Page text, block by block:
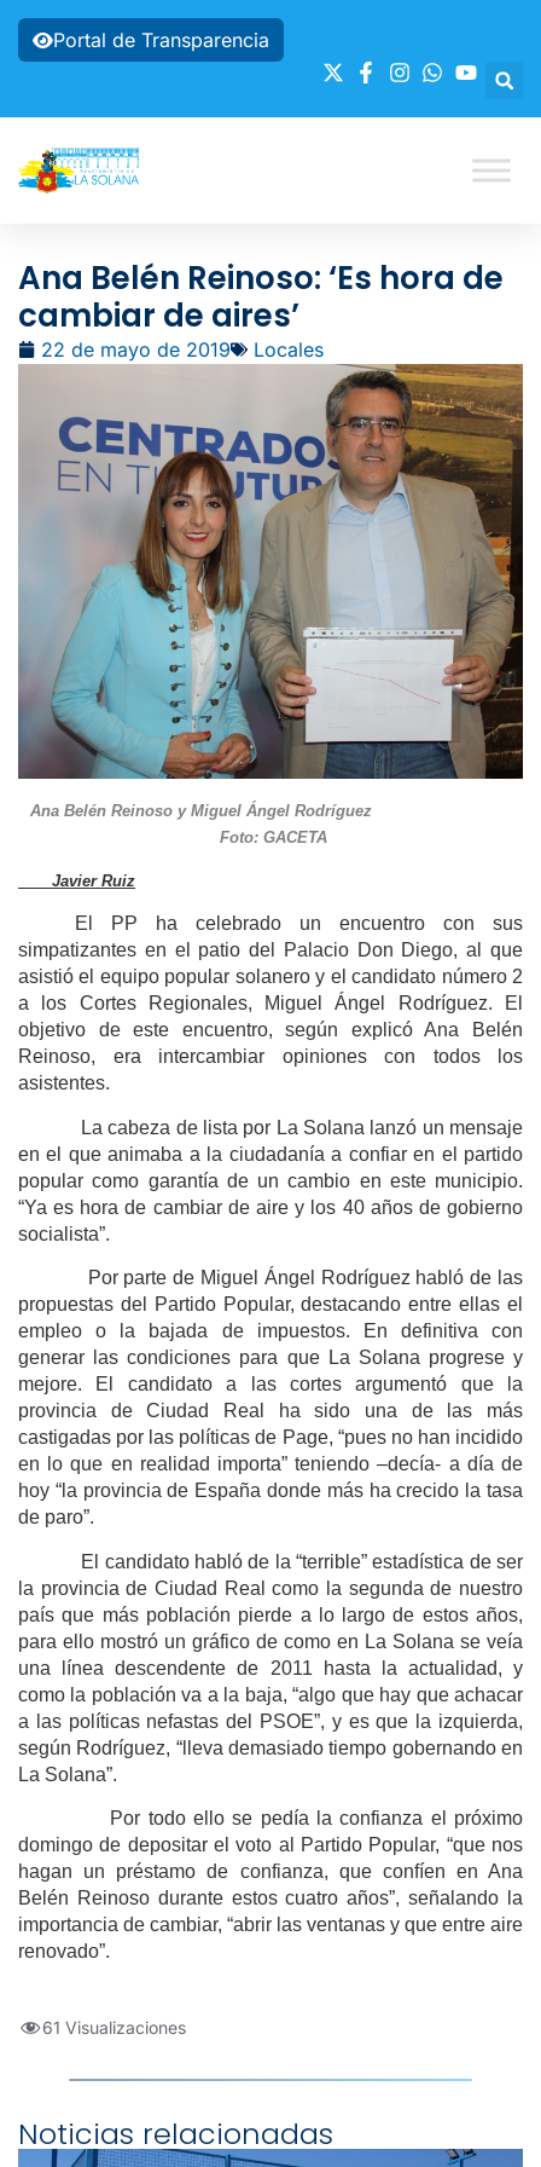
Portal de Transparencia
Ana Belén Reinoso: ‘Es hora de
cambiar de aires’
22 de mayo de 2019 Locales
Ana Belén Reinoso y Miguel Ángel Rodríguez
Foto: GACETA
Javier Ruiz
El PP ha celebrado un encuentro con sus
simpatizantes en el patio del Palacio Don Diego, al que
asistió el equipo popular solanero y el candidato número 2
a los Cortes Regionales, Miguel Ángel Rodríguez. El
objetivo de este encuentro, según explicó Ana Belén
Reinoso, era intercambiar opiniones con todos los
asistentes.
La cabeza de lista por La Solana lanzó un mensaje
en el que animaba a la ciudadanía a confiar en el partido
popular como garantía de un cambio en este municipio.
“Ya es hora de cambiar de aire y los 40 años de gobierno
socialista”.
Por parte de Miguel Ángel Rodríguez habló de las
propuestas del Partido Popular, destacando entre ellas el
empleo o la bajada de impuestos. En definitiva con
generar las condiciones para que La Solana progrese y
mejore. El candidato a las cortes argumentó que la
provincia de Ciudad Real ha sido una de las más
castigadas por las políticas de Page, “pues no han incidido
en lo que en realidad importa” teniendo –decía- a día de
hoy “la provincia de España donde más ha crecido la tasa
de paro”.
El candidato habló de la “terrible” estadística de ser
la provincia de Ciudad Real como la segunda de nuestro
país que más población pierde a lo largo de estos años,
para ello mostró un gráfico de como en La Solana se veía
una línea descendente de 2011 hasta la actualidad, y
como la población va a la baja, “algo que hay que achacar
a las políticas nefastas del PSOE”, y es que la izquierda,
según Rodríguez, “lleva demasiado tiempo gobernando en
La Solana”.
Por todo ello se pedía la confianza el próximo
domingo de depositar el voto al Partido Popular, “que nos
hagan un préstamo de confianza, que confíen en Ana
Belén Reinoso durante estos cuatro años”, señalando la
importancia de cambiar, “abrir las ventanas y que entre aire
renovado”.
61 Visualizaciones
Noticias relacionadas